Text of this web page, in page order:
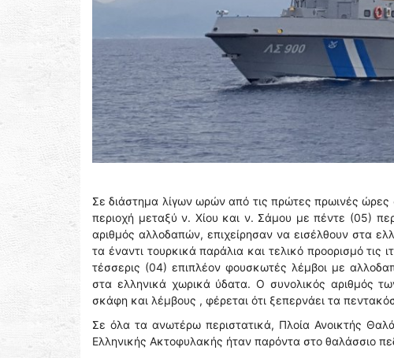
Σε διάστημα λίγων ωρών από τις πρώτες πρωινές ώρες
περιοχή μεταξύ ν. Χίου και ν. Σάμου με πέντε (05)
αριθμός αλλοδαπών, επιχείρησαν να εισέλθουν στα
τα έναντι τουρκικά παράλια και τελικό προορισμό
τέσσερις (04) επιπλέον φουσκωτές λέμβοι με
στα ελληνικά χωρικά ύδατα. Ο συνολικός αριθμός
σκάφη και λέμβους , φέρεται ότι ξεπερνάει τα
Σε όλα τα ανωτέρω περιστατικά, Πλοία Ανοικτής
Ελληνικής Ακτοφυλακής ήταν παρόντα στο θαλάσσιο